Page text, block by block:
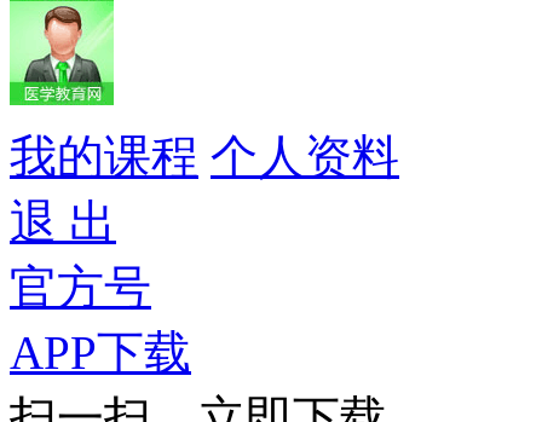
我的课程 个人资料
退 出
官方号
APP下载